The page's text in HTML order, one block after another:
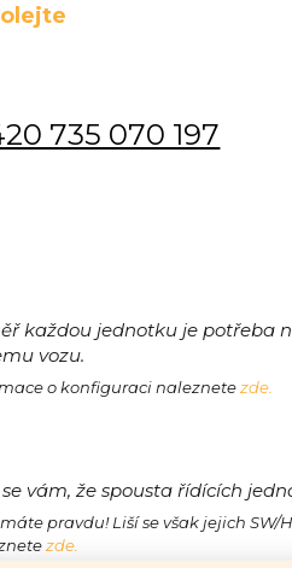
735 070 197
každou jednotku je potřeba
vozu.
o konfiguraci naleznetezde.
vám, že spousta řídících
pravdu! Liší se však jejich SW/
zde.